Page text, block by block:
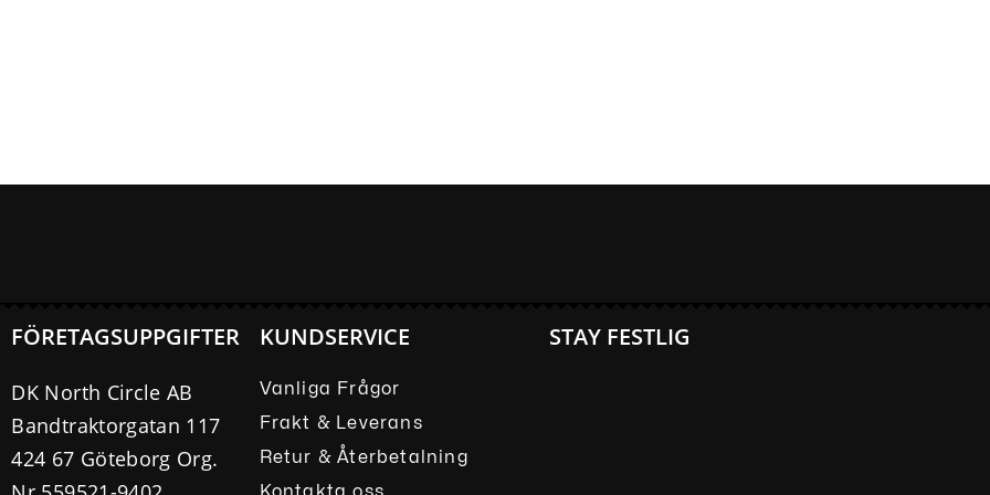
FÖRETAGSUPPGIFTER
DK North Circle AB
Bandtraktorgatan 117
424 67 Göteborg Org.
KUNDSERVICE
Vanliga Frågor
Frakt & Leverans
Retur & Återbetalning
Kontakta oss
STAY FESTLIG